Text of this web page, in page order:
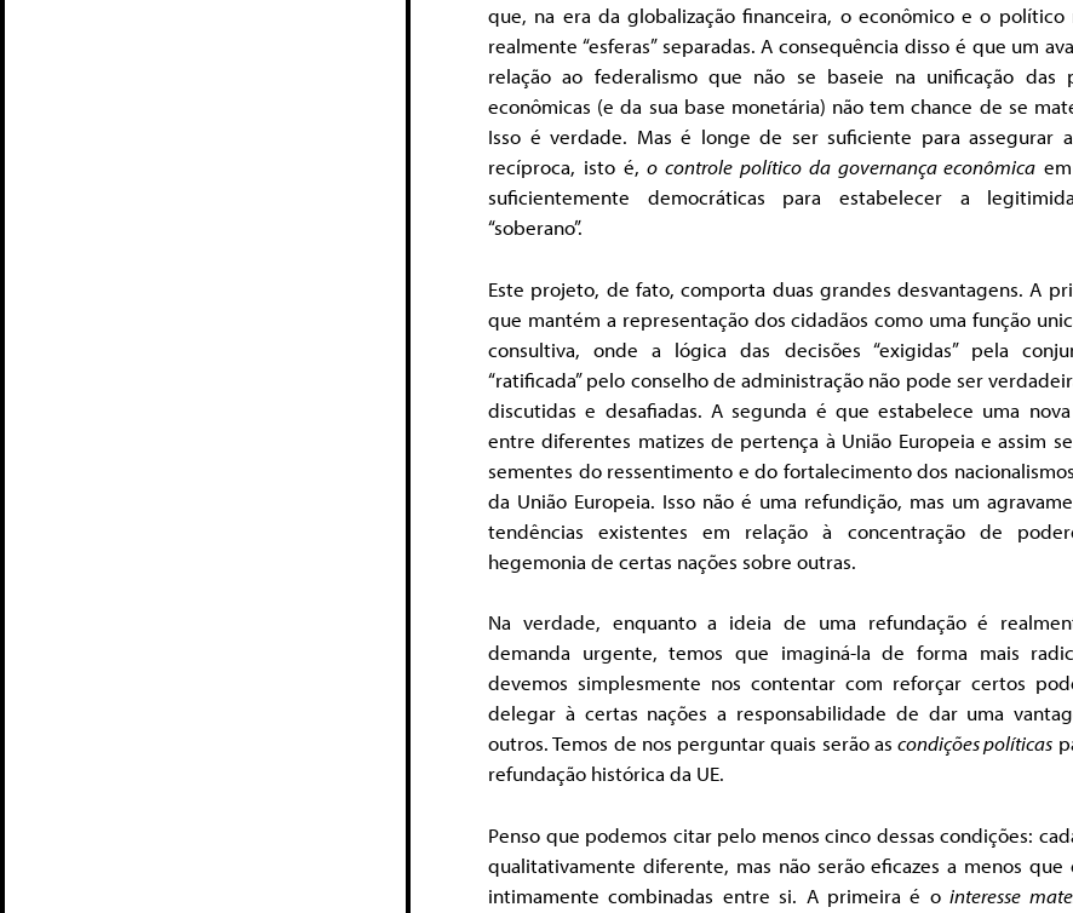
que, na era da globalização financeira, o econômico e o político
realmente “esferas” separadas. A consequência disso é que um
relação ao federalismo que não se baseie na unificação das
econômicas (e da sua base monetária) não tem chance de se
Isso é verdade. Mas é longe de ser suficiente para assegurar
recíproca, isto é,o controle político da governança econômica
suficientemente democráticas para estabelecer a
“soberano”.
Este projeto, de fato, comporta duas grandes desvantagens. A
que mantém a representação dos cidadãos como uma função
consultiva, onde a lógica das decisões “exigidas” pela
“ratificada” pelo conselho de administração não pode ser
discutidas e desafiadas. A segunda é que estabelece uma
entre diferentes matizes de pertença à União Europeia e assim
sementes do ressentimento e do fortalecimento dos
da União Europeia. Isso não é uma refundição, mas um
tendências existentes em relação à concentração de
hegemonia de certas nações sobre outras.
Na verdade, enquanto a ideia de uma refundação é
demanda urgente, temos que imaginá-la de forma mais
devemos simplesmente nos contentar com reforçar certos
delegar à certas nações a responsabilidade de dar uma
outros. Temos de nos perguntar quais serão ascondições políticas
refundação histórica da UE.
Penso que podemos citar pelo menos cinco dessas condições:
qualitativamente diferente, mas não serão eficazes a menos que
intimamente combinadas entre si. A primeira é ointeresse